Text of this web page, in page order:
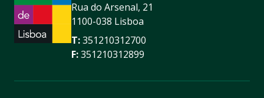
Rua do Arsenal, 21
1100-038 Lisboa
T:351210312700
F:351210312899